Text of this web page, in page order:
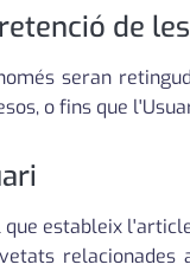
de
seran
o fins que
estableix